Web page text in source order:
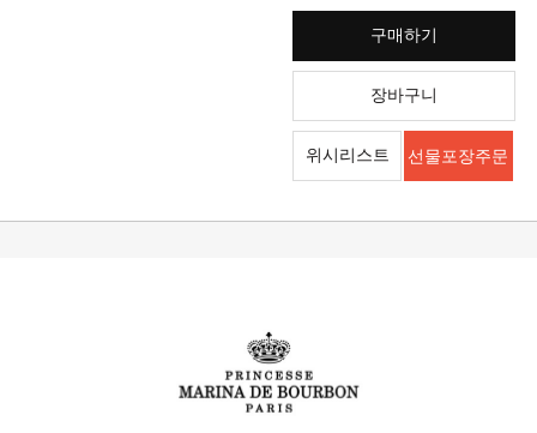
구매하기
장바구니
위시리스트 선물포장주문